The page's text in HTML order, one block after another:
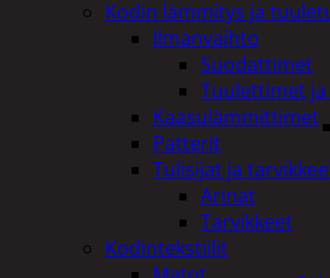
Kodin lämmitys ja
Ilmanvaihto
Suodattimet
Tuulettimet
Kaasulämmittimet
Patterit
Tulisijat ja
Arinat
Tarvikkeet
Kodintekstiilit